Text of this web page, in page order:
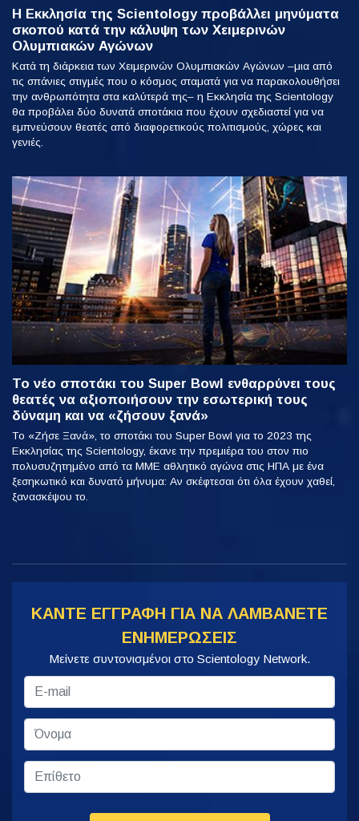
Η Εκκλησία της Scientology προβάλλει μηνύματα
σκοπού κατά την κάλυψη των Χειμερινών
Ολυμπιακών Αγώνων
Κατά τη διάρκεια των Χειμερινών Ολυμπιακών Αγώνων –μια από
τις σπάνιες στιγμές που ο κόσμος σταματά για να παρακολουθήσει
την ανθρωπότητα στα καλύτερά της– η Εκκλησία της Scientology
θα προβάλει δύο δυνατά σποτάκια που έχουν σχεδιαστεί για να
εμπνεύσουν θεατές από διαφορετικούς πολιτισμούς, χώρες και
γενιές.
Το νέο σποτάκι του Super Bowl ενθαρρύνει τους
θεατές να αξιοποιήσουν την εσωτερική τους
δύναμη και να «ζήσουν ξανά»
Το «Ζήσε Ξανά», το σποτάκι του Super Bowl για το 2023 της
Εκκλησίας της Scientology, έκανε την πρεμιέρα του στον πιο
πολυσυζητημένο από τα ΜΜΕ αθλητικό αγώνα στις ΗΠΑ με ένα
ξεσηκωτικό και δυνατό μήνυμα: Αν σκέφτεσαι ότι όλα έχουν χαθεί,
ξανασκέψου το.
ΚΑΝΤΕ ΕΓΓΡΑΦΗ ΓΙΑ ΝΑ ΛΑΜΒΑΝΕΤΕ
ΕΝΗΜΕΡΩΣΕΙΣ
Μείνετε συντονισμένοι στο Scientology Network.